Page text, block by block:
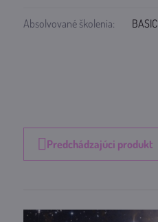
Absolvované školenia: BASIC
Predchádzajúci produkt